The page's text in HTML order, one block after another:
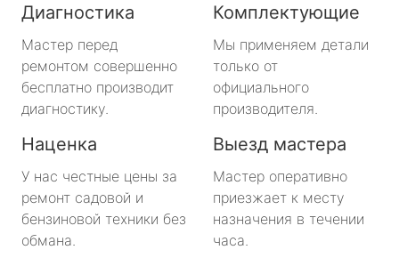
Диагностика
Мастер перед
ремонтом совершенно
бесплатно производит
диагностику.
Комплектующие
Мы применяем детали
только от
официального
производителя.
Наценка
У нас честные цены за
ремонт садовой и
бензиновой техники без
обмана.
Выезд мастера
Мастер оперативно
приезжает к месту
назначения в течении
часа.